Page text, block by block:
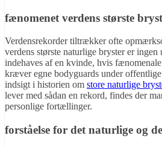
fænomenet verdens største
Verdensrekorder tiltrækker ofte
verdens største naturlige bryster er ingen
indehaves af en kvinde, hvis
kræver egne bodyguards under
indsigt i historien om store naturlige
lever med sådan en rekord, findes der
personlige fortællinger.
forståelse for det naturlige og